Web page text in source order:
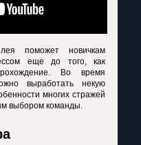
поможет новичкам
еще до того, как
Во время
выработать некую
многих стражей
выбором команды.